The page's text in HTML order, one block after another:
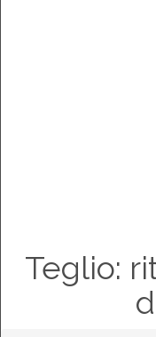
Teglio: